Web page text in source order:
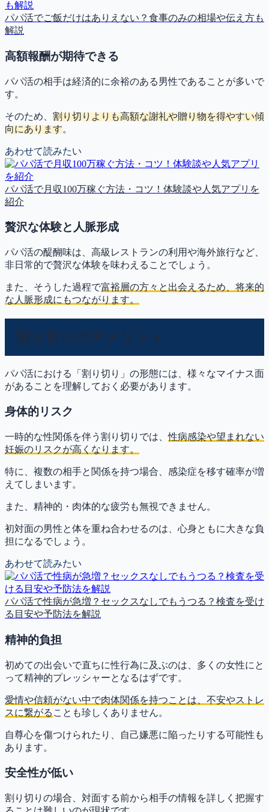
パパ活でご飯だけはありえない？食事のみの相場や伝え方も
解説
高額報酬が期待できる
パパ活の相手は経済的に余裕のある男性であることが多いで
す。
そのため、 割り切りよりも高額な謝礼や贈り物を得やすい傾
向にあります。
あわせて読みたい
パパ活で月収100万稼ぐ方法・コツ！体験談や人気アプリを
紹介
贅沢な体験と人脈形成
パパ活の醍醐味は、 高級レストランの利用や海外旅行など、
非日常的で贅沢な体験を味わえること でしょう。
また、そうした過程で富裕層の方々と出会えるため、将来的
な人脈形成にもつながります。
割り切りのデメリット
パパ活における「割り切り」の形態には、様々なマイナス面
があることを理解しておく必要があります。
身体的リスク
一時的な性関係を伴う割り切りでは、性病感染や望まれない
妊娠のリスクが高くなります。
特に、複数の相手と関係を持つ場合、感染症を移す確率が増
えてしまいます。
また、精神的・肉体的な疲労も無視できません。
初対面の男性と体を重ね合わせるのは、心身ともに大きな負
担になるでしょう。
あわせて読みたい
パパ活で性病が急増？セックスなしでもうつる？検査を受け
る目安や予防法を解説
精神的負担
初めての出会いで直ちに性行為に及ぶのは、多くの女性にと
って精神的プレッシャーとなるはずです。
愛情や信頼がない中で肉体関係を持つことは、不安やストレ
スに繋がる ことも珍しくありません。
自尊心を傷つけられたり、自己嫌悪に陥ったりする可能性も
あります。
安全性が低い
割り切りの場合、対面する前から相手の情報を詳しく把握す